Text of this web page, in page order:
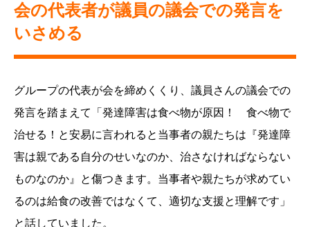
会の代表者が議員の議会での発言を
いさめる
グループの代表が会を締めくくり、議員さんの議会での
発言を踏まえて「発達障害は食べ物が原因！ 食べ物で
治せる！と安易に言われると当事者の親たちは『発達障
害は親である自分のせいなのか、治さなければならない
ものなのか』と傷つきます。当事者や親たちが求めてい
るのは給食の改善ではなくて、適切な支援と理解です」
と話していました。